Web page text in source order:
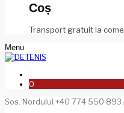
Coș
Transport gratuit la
Menu
0
Sos. Nordului +40 774 550